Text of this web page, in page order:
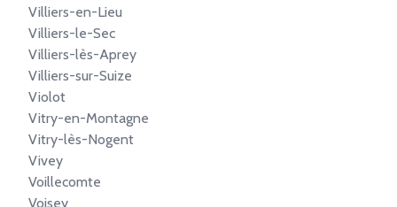
Villiers-en-Lieu
Villiers-le-Sec
Villiers-lès-Aprey
Villiers-sur-Suize
Violot
Vitry-en-Montagne
Vitry-lès-Nogent
Vivey
Voillecomte
Voisey